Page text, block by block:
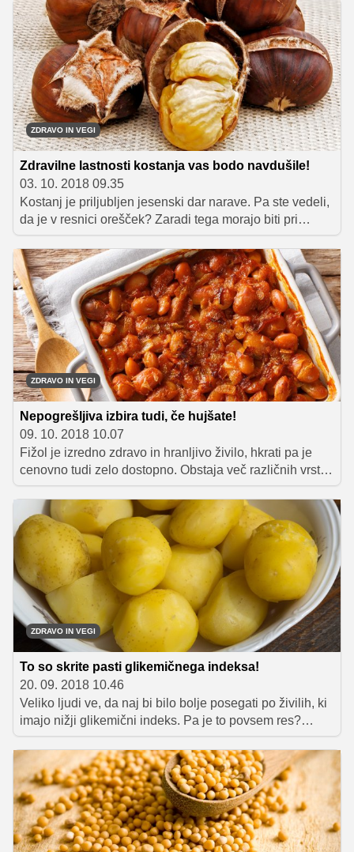
mogoče pripravljati na zelo podoben način, je vseeno
povsem drugo živilo, ki ima tudi svoje lastnosti.
Predstavljamo ga, ker je ravno nastopil njegov čas.
ZDRAVO IN VEGI
Zdravilne lastnosti kostanja vas bodo navdušile!
03. 10. 2018 09.35
Kostanj je priljubljen jesenski dar narave. Pa ste vedeli,
da je v resnici orešček? Zaradi tega morajo biti pri
uživanju pozorni tisti, ki so na oreščke alergični. Sicer
pa gre za zdravo živilo, bogato z vlakninami, dobrimi
maščobami, minerali ter vitamini. Pazite le, koliko si ga
privoščite, če poskušate izgubiti kak kilogram.
ZDRAVO IN VEGI
Nepogrešljiva izbira tudi, če hujšate!
09. 10. 2018 10.07
Fižol je izredno zdravo in hranljivo živilo, hkrati pa je
cenovno tudi zelo dostopno. Obstaja več različnih vrst in
čisto vse so odličen vir beljakovin, mineralov,
antioksidantov ter prehranskih vlaknin. A treba je vedeti,
da je fižol nepopoln vir beljakovin. Kar pa ni tako slabo,
kot se sliši. Le vedeti je treba, kako ga kombinirati.
ZDRAVO IN VEGI
To so skrite pasti glikemičnega indeksa!
20. 09. 2018 10.46
Veliko ljudi ve, da naj bi bilo bolje posegati po živilih, ki
imajo nižji glikemični indeks. Pa je to povsem res?
Lubenica denimo spada med živila z visokim
glikemičnim indeksom. Mar to pomeni, da ni zdravo, če
jo uživamo? S takšnimi vprašanji smo se obrnili na
prehransko strokovnjakinjo Mojco Cepuš, ki nam je
razložila, zakaj lahko po lubenici vsekakor posežemo
brez skrbi in zakaj ima včasih čokoladka celo nižji
glikemični indeks od sadja, čeprav to seveda še ne